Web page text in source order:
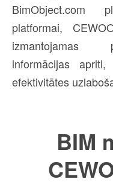
BimObject.com
platformai,
izmantojamas
informācijas
efektivitātes
BIM